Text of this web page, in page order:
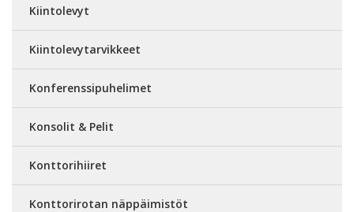
Kiintolevyt
Kiintolevytarvikkeet
Konferenssipuhelimet
Konsolit & Pelit
Konttorihiiret
Konttorirotan näppäimistöt